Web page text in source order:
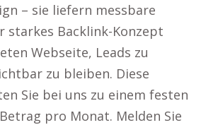
– sie liefern messbare
starkes Backlink-Konzept
Webseite, Leads zu
zu bleiben. Diese
Sie bei uns zu einem festen
pro Monat. Melden Sie